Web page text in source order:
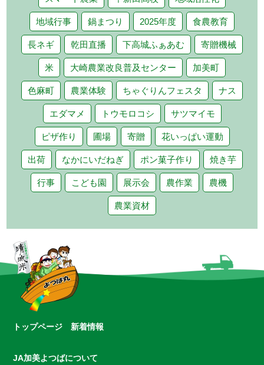
地域行事 鍋まつり 2025年度 食農教育
長ネギ 乾田直播 下高城ふぁあむ 寄贈機械
米 大崎農業改良普及センター 加美町
色麻町 農業体験 ちゃぐりんフェスタ ナス
エダマメ トウモロコシ サツマイモ
ピザ作り 圃場 寄贈 花いっぱい運動
出荷 なかにいだねぎ ポン菓子作り 焼き芋
行事 こども園 展示会 農作業 農機
農業資材
トップページ 新着情報
JA加美よつばについて